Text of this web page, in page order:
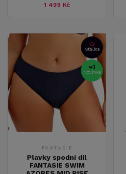
1 499 Kč
Stálice
Novinka
FANTASIE
Plavky spodní díl
FANTASIE SWIM